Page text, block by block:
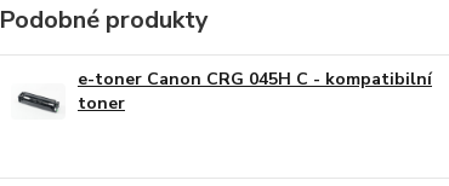
Podobné produkty
e-toner Canon CRG 045H C - kompatibilní
toner